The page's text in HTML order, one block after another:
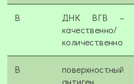
B
ДНК ВГВ –
качественно/
количественно
B
поверхностный
антиген